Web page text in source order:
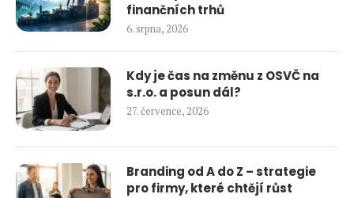
finančních trhů
6. srpna, 2026
Kdy je čas na změnu z OSVČ na
s.r.o. a posun dál?
27. července, 2026
Branding od A do Z – strategie
pro firmy, které chtějí růst